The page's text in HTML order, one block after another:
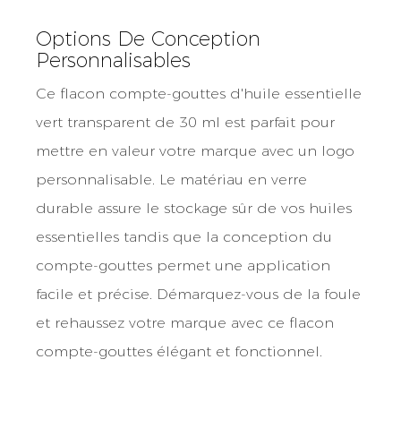
Options De Conception
Personnalisables
Ce flacon compte-gouttes d'huile essentielle
vert transparent de 30 ml est parfait pour
mettre en valeur votre marque avec un logo
personnalisable. Le matériau en verre
durable assure le stockage sûr de vos huiles
essentielles tandis que la conception du
compte-gouttes permet une application
facile et précise. Démarquez-vous de la foule
et rehaussez votre marque avec ce flacon
compte-gouttes élégant et fonctionnel.